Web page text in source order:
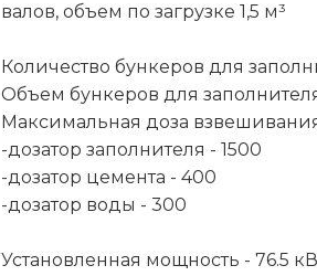
валов, объем по загрузке 1,5 м³
Количество бункеров для
Объем бункеров для
Максимальная доза
-дозатор заполнителя - 1500
-дозатор цемента - 400
-дозатор воды - 300
Установленная мощность - 76.5